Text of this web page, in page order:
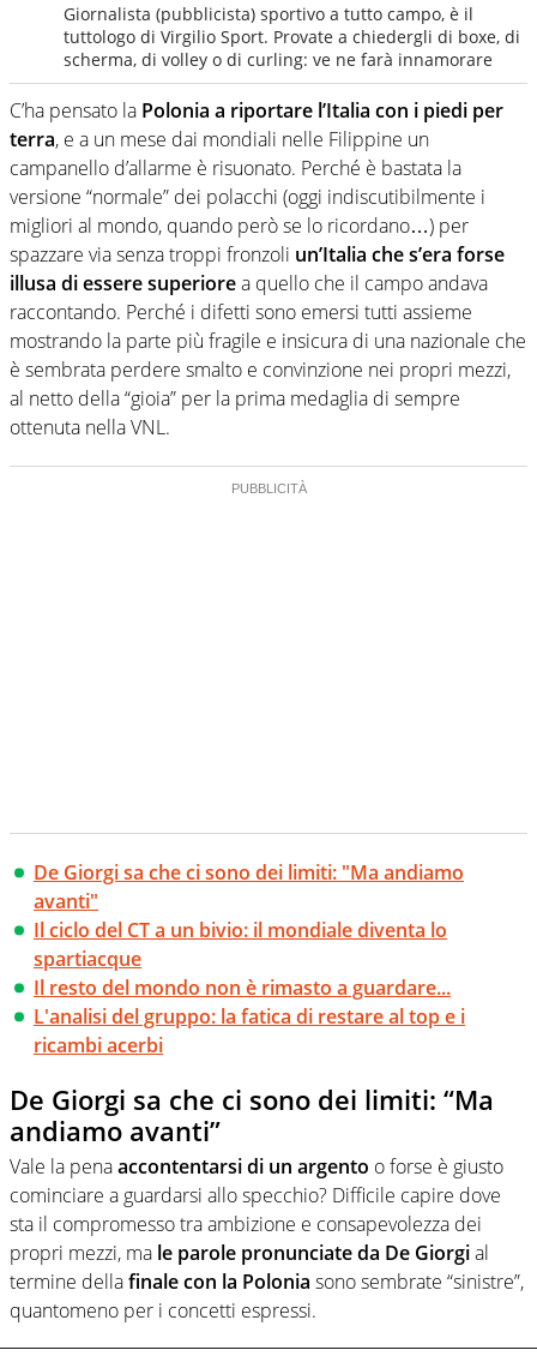
Giornalista (pubblicista) sportivo a tutto campo, è il
tuttologo di Virgilio Sport. Provate a chiedergli di boxe, di
scherma, di volley o di curling: ve ne farà innamorare
C’ha pensato la Polonia a riportare l’Italia con i piedi per
terra, e a un mese dai mondiali nelle Filippine un
campanello d’allarme è risuonato. Perché è bastata la
versione “normale” dei polacchi (oggi indiscutibilmente i
migliori al mondo, quando però se lo ricordano…) per
spazzare via senza troppi fronzoli un’Italia che s’era forse
illusa di essere superiorea quello che il campo andava
raccontando. Perché i difetti sono emersi tutti assieme
mostrando la parte più fragile e insicura di una nazionale che
è sembrata perdere smalto e convinzione nei propri mezzi,
al netto della “gioia” per la prima medaglia di sempre
ottenuta nella VNL.
De Giorgi sa che ci sono dei limiti: "Ma andiamo
avanti"
Il ciclo del CT a un bivio: il mondiale diventa lo
spartiacque
Il resto del mondo non è rimasto a guardare...
L'analisi del gruppo: la fatica di restare al top e i
ricambi acerbi
De Giorgi sa che ci sono dei limiti: “Ma
andiamo avanti”
Vale la penaaccontentarsidi un argento o forse è giusto
cominciare a guardarsi allo specchio? Difficile capire dove
sta il compromesso tra ambizione e consapevolezza dei
propri mezzi, ma le parole pronunciate da De Giorgial
termine dellafinale con la Polonia sono sembrate “sinistre”,
quantomeno per i concetti espressi.